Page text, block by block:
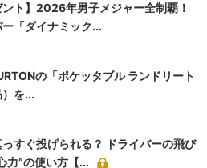
ント】2026年男子メジャー全制覇！
ー「ダイナミック...
の「ポケッタブル ランドリート
を...
すぐ投げられる？ ドライバーの飛び
力”の使い方【...